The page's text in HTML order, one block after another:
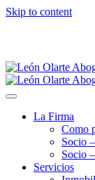
Skip to content
La Firma
Como
Socio
Socio
Servicios